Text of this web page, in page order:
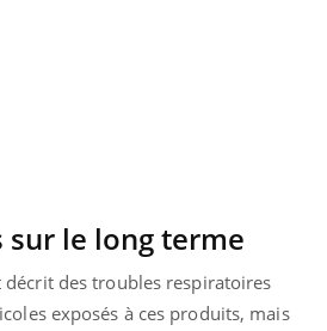
sur le long terme
décrit des troubles respiratoires
exposés à ces produits, mais